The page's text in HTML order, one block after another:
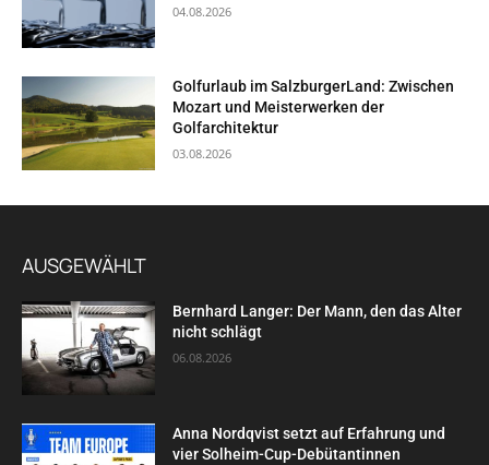
04.08.2026
Golfurlaub im SalzburgerLand: Zwischen
Mozart und Meisterwerken der
Golfarchitektur
03.08.2026
AUSGEWÄHLT
Bernhard Langer: Der Mann, den das Alter
nicht schlägt
06.08.2026
Anna Nordqvist setzt auf Erfahrung und
vier Solheim-Cup-Debütantinnen